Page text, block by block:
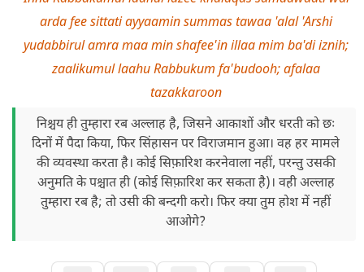
arda fee sittati ayyaamin summas tawaa 'alal 'Arshi
yudabbirul amra maa min shafee'in illaa mim ba'di iznih;
zaalikumul laahu Rabbukum fa'budooh; afalaa
tazakkaroon
निश्चय ही तुम्हारा रब अल्लाह है, जिसने आकाशों और धरती को छः
दिनों में पैदा किया, फिर सिंहासन पर विराजमान हुआ। वह हर मामले
की व्यवस्था करता है। कोई सिफ़ारिश करनेवाला नहीं, परन्तु उसकी
अनुमति के पश्चात ही (कोई सिफ़ारिश कर सकता है)। वही अल्लाह
तुम्हारा रब है; तो उसी की बन्दगी करो। फिर क्या तुम होश में नहीं
आओगे?